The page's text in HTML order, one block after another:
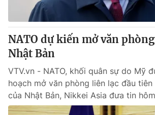
® Cấm sao chép dưới mọi hình thức nếu
thuận bằng văn bản. Ghi rõ nguồn VTV.vn
thông tin từ website này.
NATO dự kiến mở văn
Nhật Bản
VTV.vn - NATO, khối quân sự do Mỹ
hoạch mở văn phòng liên lạc đầu
của Nhật Bản, Nikkei Asia đưa tin